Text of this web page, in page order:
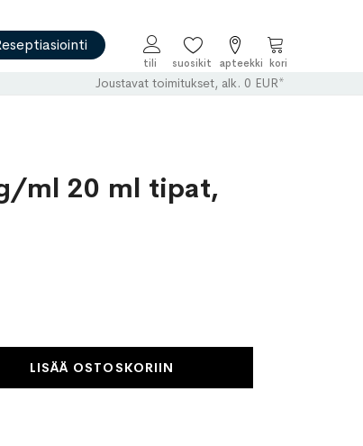
Ostoskori
Joustavat toimitukset, alk. 0 EUR*
ml 20 ml tipat,
LISÄÄ OSTOSKORIIN